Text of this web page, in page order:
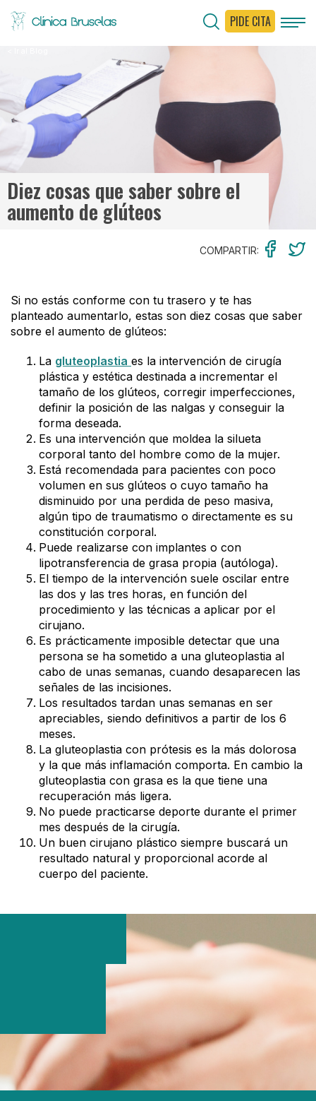
PIDE CITA
Diez cosas que saber sobre el
aumento de glúteos
COMPARTIR:
Si no estás conforme con tu trasero y te has
planteado aumentarlo, estas son diez cosas que saber
sobre el aumento de glúteos:
La gluteoplastia es la intervención de cirugía
plástica y estética destinada a incrementar el
tamaño de los glúteos, corregir imperfecciones,
definir la posición de las nalgas y conseguir la
forma deseada.
Es una intervención que moldea la silueta
corporal tanto del hombre como de la mujer.
Está recomendada para pacientes con poco
volumen en sus glúteos o cuyo tamaño ha
disminuido por una perdida de peso masiva,
algún tipo de traumatismo o directamente es su
constitución corporal.
Puede realizarse con implantes o con
lipotransferencia de grasa propia (autóloga).
El tiempo de la intervención suele oscilar entre
las dos y las tres horas, en función del
procedimiento y las técnicas a aplicar por el
cirujano.
Es prácticamente imposible detectar que una
persona se ha sometido a una gluteoplastia al
cabo de unas semanas, cuando desaparecen las
señales de las incisiones.
Los resultados tardan unas semanas en ser
apreciables, siendo definitivos a partir de los 6
meses.
La gluteoplastia con prótesis es la más dolorosa
y la que más inflamación comporta. En cambio la
gluteoplastia con grasa es la que tiene una
recuperación más ligera.
No puede practicarse deporte durante el primer
mes después de la cirugía.
Un buen cirujano plástico siempre buscará un
resultado natural y proporcional acorde al
cuerpo del paciente.